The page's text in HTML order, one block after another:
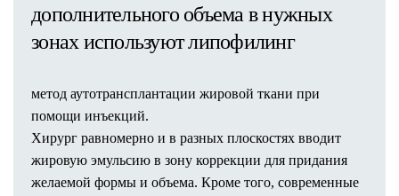
дополнительного объема в нужных
зонах используют липофилинг
метод аутотрансплантации жировой ткани при
помощи инъекций.
Хирург равномерно и в разных плоскостях вводит
жировую эмульсию в зону коррекции для придания
желаемой формы и объема. Кроме того, современные